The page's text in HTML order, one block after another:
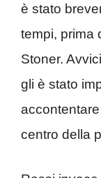
è stato
tempi, prima
Stoner.
gli è stato
centro della